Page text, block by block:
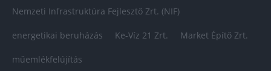
Nemzeti Infrastruktúra Fejlesztő Zrt. (NIF)
energetikai beruházás Ke-Víz 21 Zrt. Market Építő Zrt.
műemlékfelújítás